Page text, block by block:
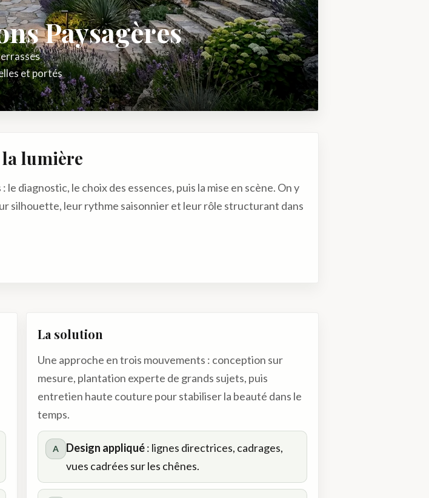
Paysagères
et portés
lumière
diagnostic, le choix des essences, puis la mise en scène. On y
silhouette, leur rythme saisonnier et leur rôle structurant dans
La solution
Une approche en trois mouvements : conception sur
mesure, plantation experte de grands sujets, puis
entretien haute couture pour stabiliser la beauté dans le
temps.
A Design appliqué: lignes directrices, cadrages,
vues cadrées sur les chênes.